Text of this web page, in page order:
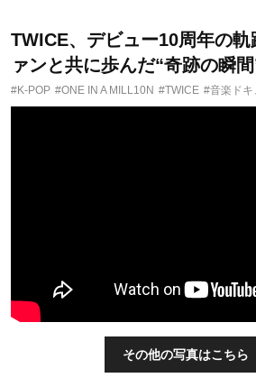
TWICE、デビュー10周年の
ァンと共に歩んだ“奇跡の瞬
#K-POP #ONE IN A MILL10N #TWICE #音楽ドキ
その他の写真はこちら